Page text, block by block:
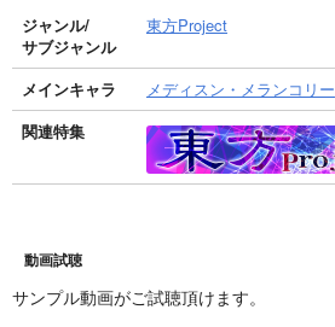
ジャンル/
サブジャンル
東方Project
メインキャラ
メディスン・メランコリー
関連特集
動画試聴
サンプル動画がご試聴頂けます。